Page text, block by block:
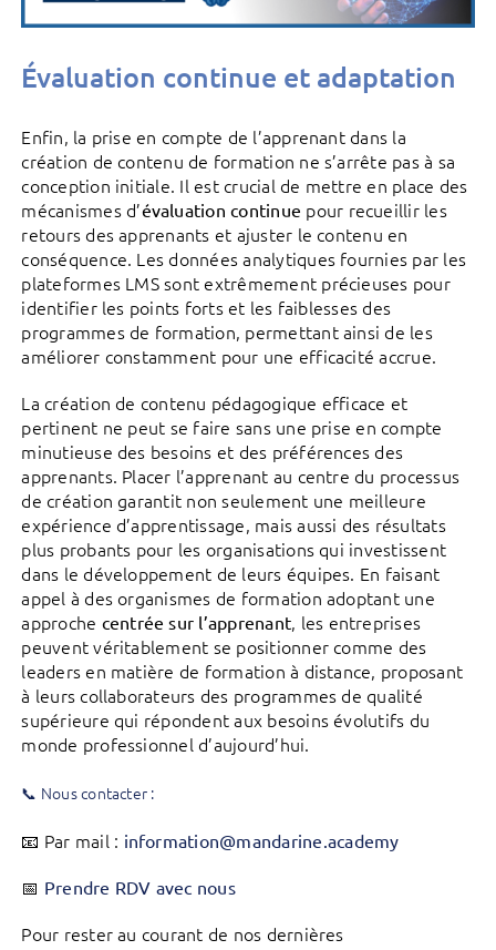
Évaluation continue et adaptation
Enfin, la prise en compte de l’apprenant dans la
création de contenu de formation ne s’arrête pas à sa
conception initiale. Il est crucial de mettre en place des
mécanismes d’évaluation continue pour recueillir les
retours des apprenants et ajuster le contenu en
conséquence. Les données analytiques fournies par les
plateformes LMS sont extrêmement précieuses pour
identifier les points forts et les faiblesses des
programmes de formation, permettant ainsi de les
améliorer constamment pour une efficacité accrue.
La création de contenu pédagogique efficace et
pertinent ne peut se faire sans une prise en compte
minutieuse des besoins et des préférences des
apprenants. Placer l’apprenant au centre du processus
de création garantit non seulement une meilleure
expérience d’apprentissage, mais aussi des résultats
plus probants pour les organisations qui investissent
dans le développement de leurs équipes. En faisant
appel à des organismes de formation adoptant une
approche centrée sur l’apprenant, les entreprises
peuvent véritablement se positionner comme des
leaders en matière de formation à distance, proposant
à leurs collaborateurs des programmes de qualité
supérieure qui répondent aux besoins évolutifs du
monde professionnel d’aujourd’hui.
📞 Nous contacter :
📧 Par mail : information@mandarine.academy
📅 Prendre RDV avec nous
Pour rester au courant de nos dernières